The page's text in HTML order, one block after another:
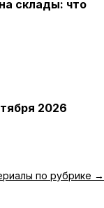
склады: что
2026
по рубрике →